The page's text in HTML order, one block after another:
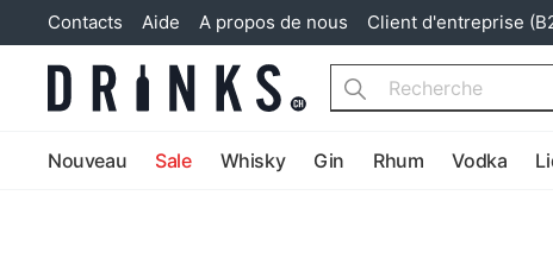
Contacts Aide A propos de nous Client d'entreprise
Search
Nouveau Sale Whisky Gin Rhum Vodka